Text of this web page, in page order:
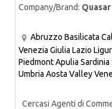
Company/Brand: Quasar
Abruzzo Basilicata
Venezia Giulia Lazio
PiedmontApulia Sardinia
Umbria Aosta Valley
Cercasi Agenti di